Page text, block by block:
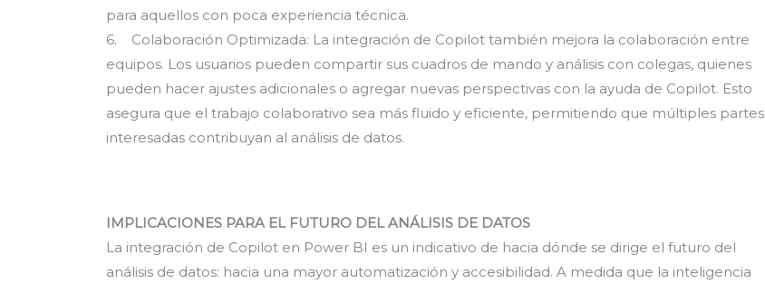
para aquellos con poca experiencia técnica.
6. Colaboración Optimizada: La integración de Copilot también mejora la colaboración entre
equipos. Los usuarios pueden compartir sus cuadros de mando y análisis con colegas, quienes
pueden hacer ajustes adicionales o agregar nuevas perspectivas con la ayuda de Copilot. Esto
asegura que el trabajo colaborativo sea más fluido y eficiente, permitiendo que múltiples partes
interesadas contribuyan al análisis de datos.
IMPLICACIONES PARA EL FUTURO DEL ANÁLISIS DE DATOS
La integración de Copilot en Power BI es un indicativo de hacia dónde se dirige el futuro del
análisis de datos: hacia una mayor automatización y accesibilidad. A medida que la inteligencia